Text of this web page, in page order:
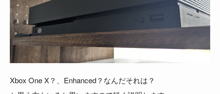
Xbox One X？、Enhanced？なんだそれは？